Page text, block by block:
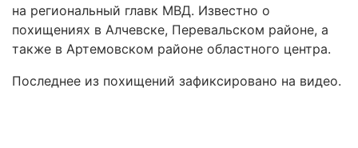
на региональный главк МВД. Известно о
похищениях в Алчевске, Перевальском районе, а
также в Артемовском районе областного центра.
Последнее из похищений зафиксировано на видео.